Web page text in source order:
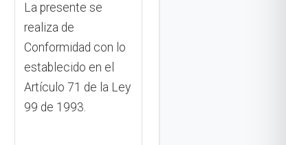
La presente se
realiza de
Conformidad con lo
establecido en el
Artículo 71 de la Ley
99 de 1993.